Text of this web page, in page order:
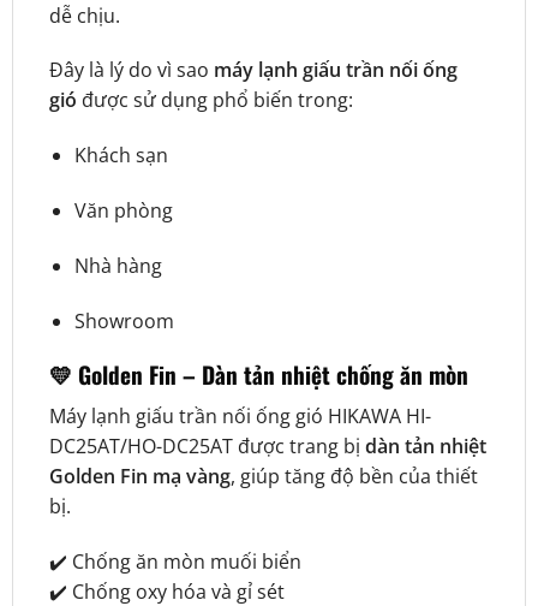
dễ chịu.
Đây là lý do vì sao máy lạnh giấu trần nối ống
gió được sử dụng phổ biến trong:
Khách sạn
Văn phòng
Nhà hàng
Showroom
💛 Golden Fin – Dàn tản nhiệt chống ăn mòn
Máy lạnh giấu trần nối ống gió HIKAWA HI-
DC25AT/HO-DC25AT được trang bị dàn tản nhiệt
Golden Fin mạ vàng, giúp tăng độ bền của thiết
bị.
✔️ Chống ăn mòn muối biển
✔️ Chống oxy hóa và gỉ sét